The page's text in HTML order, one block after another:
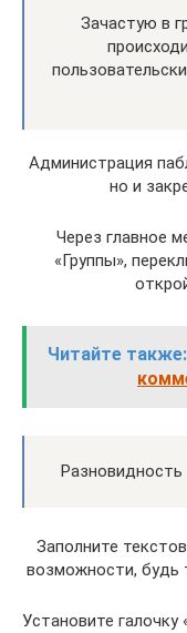
Зачастую в
Администрация
но и
Через главное
«Группы»,
Читайте также:
Заполните
возможности, будь
Установите